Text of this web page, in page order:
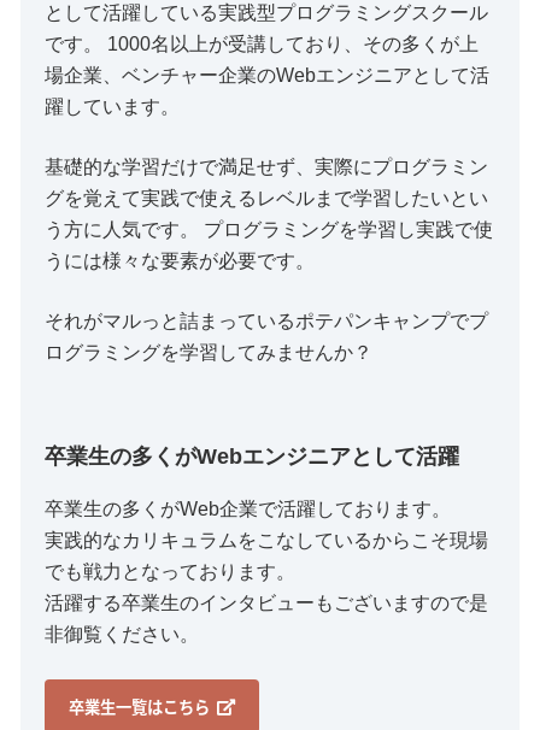
として活躍している実践型プログラミングスクール
です。 1000名以上が受講しており、その多くが上
場企業、ベンチャー企業のWebエンジニアとして活
躍しています。
基礎的な学習だけで満足せず、実際にプログラミン
グを覚えて実践で使えるレベルまで学習したいとい
う方に人気です。 プログラミングを学習し実践で使
うには様々な要素が必要です。
それがマルっと詰まっているポテパンキャンプでプ
ログラミングを学習してみませんか？
卒業生の多くがWebエンジニアとして活躍
卒業生の多くがWeb企業で活躍しております。
実践的なカリキュラムをこなしているからこそ現場
でも戦力となっております。
活躍する卒業生のインタビューもございますので是
非御覧ください。
卒業生一覧はこちら